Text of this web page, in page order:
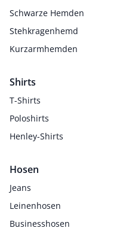
Schwarze Hemden
Stehkragenhemd
Kurzarmhemden
Shirts
T-Shirts
Poloshirts
Henley-Shirts
Hosen
Jeans
Leinenhosen
Businesshosen